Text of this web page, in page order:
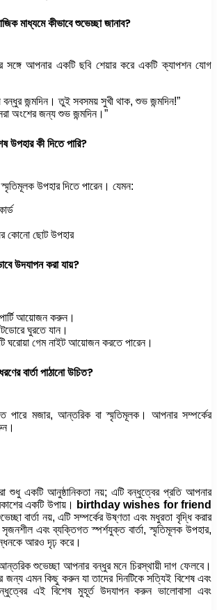
মাধ্যমে কীভাবে শুভেচ্ছা জানাব?
সঙ্গে আপনার একটি ছবি শেয়ার করে একটি ক্যাপশন যোগ
জন্মদিন। তুই সবসময় সুখী থাক, শুভ জন্মদিন!”
অংশের জন্য শুভ জন্মদিন।”
উপহার কী দিতে পারি?
উপহার দিতে পারেন। যেমন:
কোনো ছোট উপহার
উদযাপন করা যায়?
আয়োজন করুন।
ঘুরতে যান।
ঘরোয়া গেম নাইট আয়োজন করতে পারেন।
বার্তা পাঠানো উচিত?
হতে পারে মজার, আন্তরিক বা স্মৃতিমূলক। আপনার সম্পর্কের
শুধু একটি আনুষ্ঠানিকতা নয়; এটি বন্ধুত্বের প্রতি আপনার
একটি উপায়।
birthday wishes for friend
বার্তা নয়, এটি সম্পর্কের উষ্ণতা এবং মধুরতা বৃদ্ধি করার
এবং ব্যক্তিগত স্পর্শযুক্ত বার্তা, স্মৃতিমূলক উপহার,
আরও দৃঢ় করে।
শুভেচ্ছা আপনার বন্ধুর মনে চিরস্থায়ী দাগ ফেলবে।
জন্য এমন কিছু করুন যা তাদের দিনটিকে সত্যিই বিশেষ এবং
এই বিশেষ মুহূর্ত উদযাপন করুন ভালোবাসা এবং